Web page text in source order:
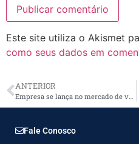
Este site utiliza o Akismet
como seus dados em
ANTERIOR
Empresa se lança no mercado de veículos elétricos
Fale Conosco